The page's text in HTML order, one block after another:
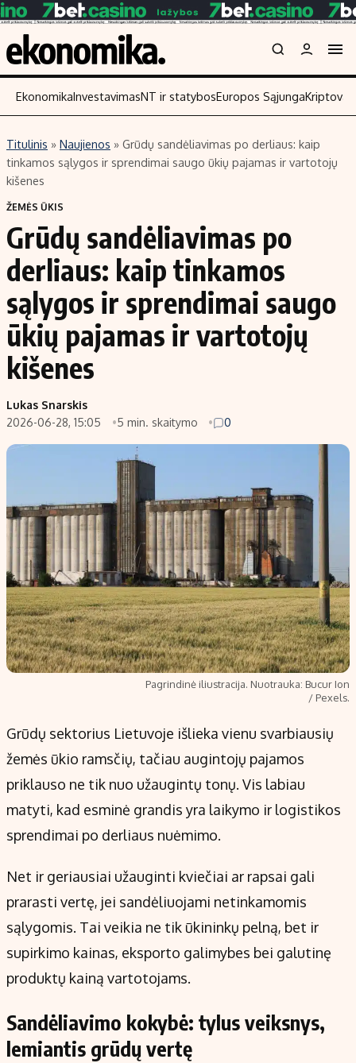
Turinys
Naujienos
Aplinka
Verslas
Energetika
Politika
NT ir statybos
Skaitykite
Žemės ūkis
Technologijos
Investavimas
Akcijų rinka
Infliacija
Migracija
Nedarbo išmokos skaičiuoklė
Indėliai
Būsto finansai
Įdomios naujienos
Redakcija
Apie mus
Redakcijos politika
Privatumo politika
Regionų naujienos
Indėlių palūkanos
EkonomikaInvestavimasNT ir statybosEuropos Sąjunga
Titulinis » Naujienos » Grūdų sandėliavimas po derliaus: kaip
tinkamos sąlygos ir sprendimai saugo ūkių pajamas ir vartotojų
kišenes
ŽEMĖS ŪKIS
Grūdų sandėliavimas po
derliaus: kaip tinkamos
sąlygos ir sprendimai saugo
ūkių pajamas ir vartotojų
kišenes
Lukas Snarskis
2026-06-28, 15:05
5 min. skaitymo 0
Pagrindinė iliustracija. Nuotrauka: Bucur Ion
/ Pexels.
Grūdų sektorius Lietuvoje išlieka vienu svarbiausių
žemės ūkio ramsčių, tačiau augintojų pajamos
priklauso ne tik nuo užaugintų tonų. Vis labiau
matyti, kad esminė grandis yra laikymo ir logistikos
sprendimai po derliaus nuėmimo.
Net ir geriausiai užauginti kviečiai ar rapsai gali
prarasti vertę, jei sandėliuojami netinkamomis
sąlygomis. Tai veikia ne tik ūkininkų pelną, bet ir
supirkimo kainas, eksporto galimybes bei galutinę
produktų kainą vartotojams.
Sandėliavimo kokybė: tylus veiksnys,
lemiantis grūdų vertę